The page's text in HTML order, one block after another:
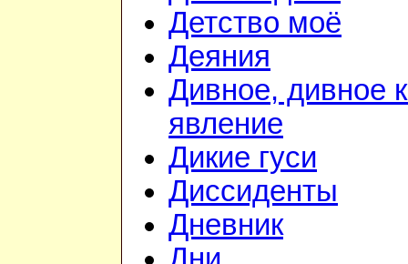
Детство моё
Деяния
Дивное, дивное
явление
Дикие гуси
Диссиденты
Дневник